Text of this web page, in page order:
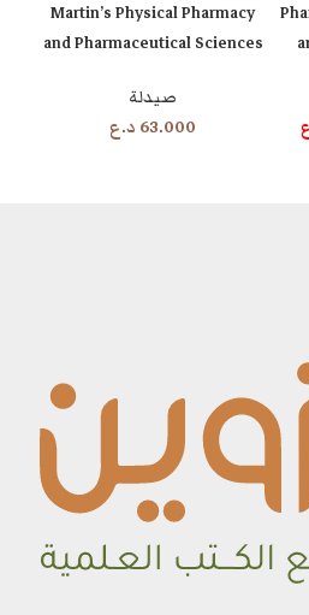
Martin’s Physical Pharmacy
and Pharmaceutical Sciences
صيدلة
63.000 د.ع